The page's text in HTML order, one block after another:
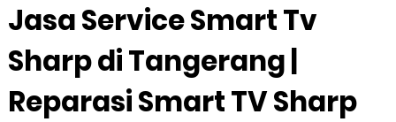
Jasa Service Smart Tv
Sharp di Tangerang |
Reparasi Smart TV Sharp